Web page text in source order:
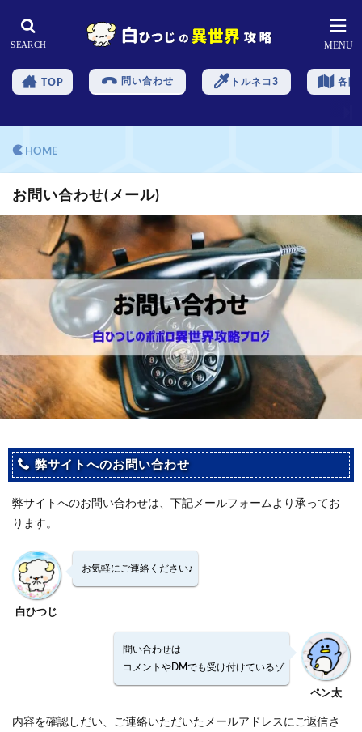
TOP 問い合わせ トルネコ3 各階
HOME
お問い合わせ(メール)
弊サイトへのお問い合わせ
弊サイトへのお問い合わせは、下記メールフォームより承ってお
ります。
白ひつじ
お気軽にご連絡ください♪
ペン太
問い合わせは
コメントやDMでも受け付けているゾ
内容を確認しだい、ご連絡いただいたメールアドレスにご返信さ